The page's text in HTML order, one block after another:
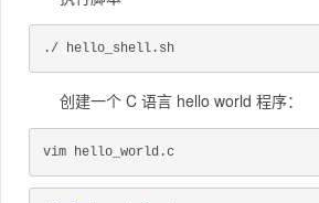
./ hello_shell.sh
创建一个 C 语言 hello world 程序：
vim hello_world.c